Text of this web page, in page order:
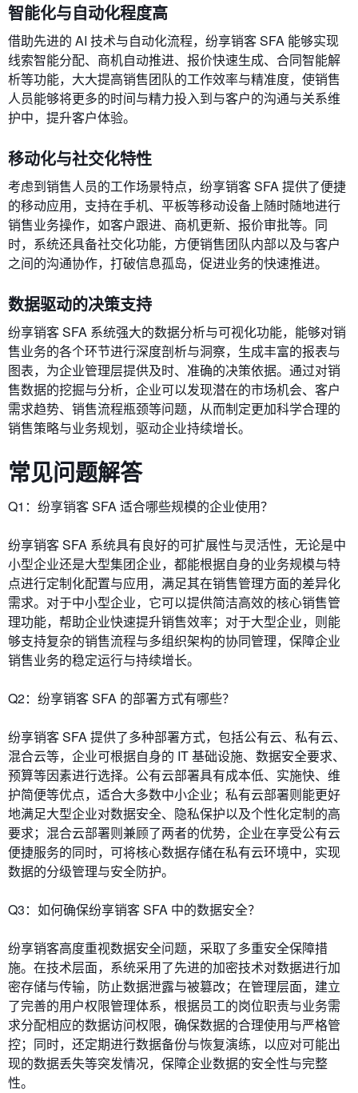
智能化与自动化程度高
借助先进的 AI 技术与自动化流程，纷享销客 SFA 能够实现
线索智能分配、商机自动推进、报价快速生成、合同智能解
析等功能，大大提高销售团队的工作效率与精准度，使销售
人员能够将更多的时间与精力投入到与客户的沟通与关系维
护中，提升客户体验。
移动化与社交化特性
考虑到销售人员的工作场景特点，纷享销客 SFA 提供了便捷
的移动应用，支持在手机、平板等移动设备上随时随地进行
销售业务操作，如客户跟进、商机更新、报价审批等。同
时，系统还具备社交化功能，方便销售团队内部以及与客户
之间的沟通协作，打破信息孤岛，促进业务的快速推进。
数据驱动的决策支持
纷享销客 SFA 系统强大的数据分析与可视化功能，能够对销
售业务的各个环节进行深度剖析与洞察，生成丰富的报表与
图表，为企业管理层提供及时、准确的决策依据。通过对销
售数据的挖掘与分析，企业可以发现潜在的市场机会、客户
需求趋势、销售流程瓶颈等问题，从而制定更加科学合理的
销售策略与业务规划，驱动企业持续增长。
常见问题解答
Q1：纷享销客 SFA 适合哪些规模的企业使用？
纷享销客 SFA 系统具有良好的可扩展性与灵活性，无论是中
小型企业还是大型集团企业，都能根据自身的业务规模与特
点进行定制化配置与应用，满足其在销售管理方面的差异化
需求。对于中小型企业，它可以提供简洁高效的核心销售管
理功能，帮助企业快速提升销售效率；对于大型企业，则能
够支持复杂的销售流程与多组织架构的协同管理，保障企业
销售业务的稳定运行与持续增长。
Q2：纷享销客 SFA 的部署方式有哪些？
纷享销客 SFA 提供了多种部署方式，包括公有云、私有云、
混合云等，企业可根据自身的 IT 基础设施、数据安全要求、
预算等因素进行选择。公有云部署具有成本低、实施快、维
护简便等优点，适合大多数中小企业；私有云部署则能更好
地满足大型企业对数据安全、隐私保护以及个性化定制的高
要求；混合云部署则兼顾了两者的优势，企业在享受公有云
便捷服务的同时，可将核心数据存储在私有云环境中，实现
数据的分级管理与安全防护。
Q3：如何确保纷享销客 SFA 中的数据安全？
纷享销客高度重视数据安全问题，采取了多重安全保障措
施。在技术层面，系统采用了先进的加密技术对数据进行加
密存储与传输，防止数据泄露与被篡改；在管理层面，建立
了完善的用户权限管理体系，根据员工的岗位职责与业务需
求分配相应的数据访问权限，确保数据的合理使用与严格管
控；同时，还定期进行数据备份与恢复演练，以应对可能出
现的数据丢失等突发情况，保障企业数据的安全性与完整
性。